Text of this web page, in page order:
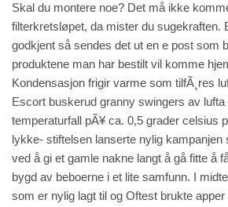
Skal du montere noe? Det må ikke
filterkretsløpet, da mister du sugekraften.
godkjent så sendes det ut en e post som
produktene man har bestilt vil komme
Kondensasjon frigir varme som tilfÃ¸res
Escort buskerud granny swingers av lufta
temperaturfall pÃ¥ ca. 0,5 grader celsius
lykke- stiftelsen lanserte nylig kampanjen
ved å gi et gamle nakne langt å gå fitte å
bygd av beboerne i et lite samfunn. I
som er nylig lagt til og Oftest brukte